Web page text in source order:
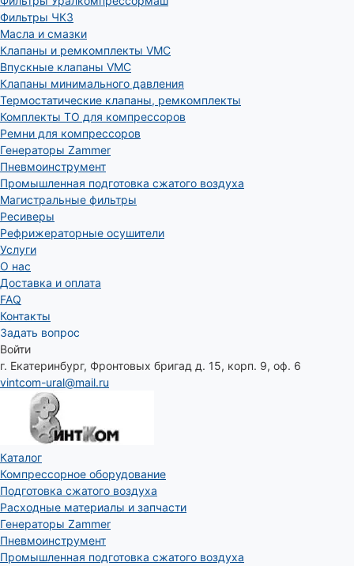
Фильтры ЧКЗ
Масла и смазки
Клапаны и ремкомплекты VMC
Впускные клапаны VMC
Клапаны минимального давления
Термостатические клапаны, ремкомплекты
Комплекты ТО для компрессоров
Ремни для компрессоров
Генераторы Zammer
Пневмоинструмент
Промышленная подготовка сжатого воздуха
Магистральные фильтры
Ресиверы
Рефрижераторные осушители
Услуги
О нас
Доставка и оплата
FAQ
Контакты
Задать вопрос
Войти
г. Екатеринбург, Фронтовых бригад д. 15, корп. 9, оф. 6
vintcom-ural@mail.ru
Каталог
Компрессорное оборудование
Подготовка сжатого воздуха
Расходные материалы и запчасти
Генераторы Zammer
Пневмоинструмент
Промышленная подготовка сжатого воздуха